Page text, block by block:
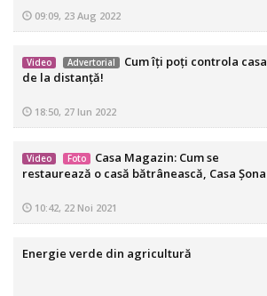
09:09, 23 Aug 2022
Video Advertorial
Cum îți poți controla casa
de la distanță!
18:50, 27 Iun 2022
Video Foto
Casa Magazin: Cum se
restaurează o casă bătrânească, Casa Șona
10:42, 22 Noi 2021
Energie verde din agricultură